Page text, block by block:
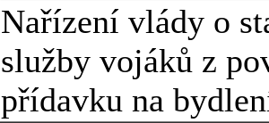
Nařízení vlády o
služby vojáků z
přídavku na